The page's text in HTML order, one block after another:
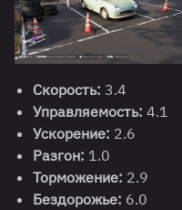
Скорость: 3.4
Управляемость: 4.1
Ускорение: 2.6
Разгон: 1.0
Торможение: 2.9
Бездорожье: 6.0